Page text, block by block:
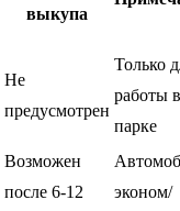
выкупа
Не
предусмотрен
Только
работы в
парке
Возможен
после 6-12
эконом/